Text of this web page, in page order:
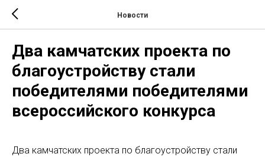
Новости
Два камчатских проекта по
благоустройству стали
победителями победителями
всероссийского конкурса
Два камчатских проекта по благоустройству стали